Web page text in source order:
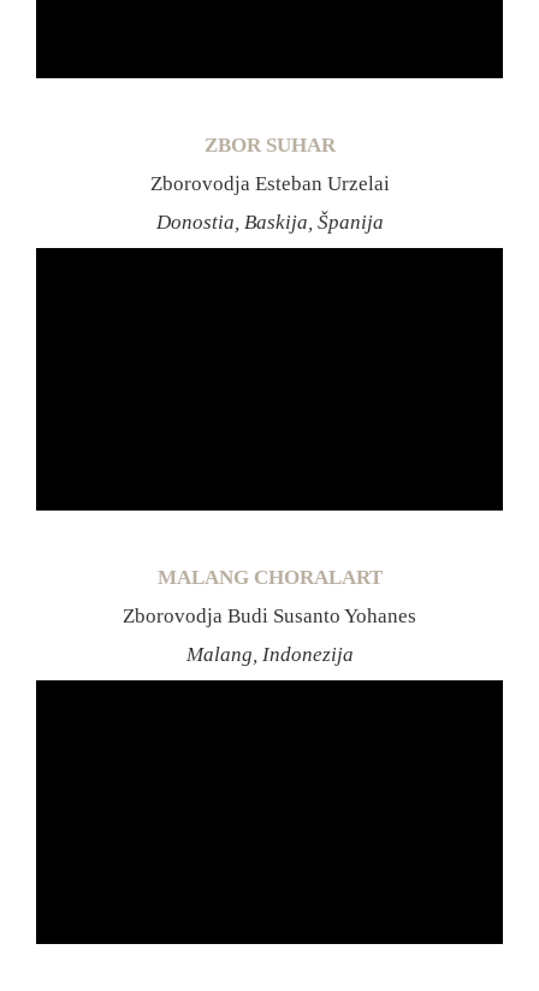
ZBOR SUHAR
Zborovodja Esteban Urzelai
Donostia, Baskija, Španija
MALANG CHORALART
Zborovodja Budi Susanto Yohanes
Malang, Indonezija